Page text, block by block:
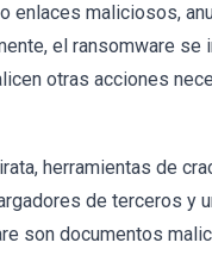
enlaces maliciosos,
el ransomware se
otras acciones
herramientas de
de terceros y
son documentos